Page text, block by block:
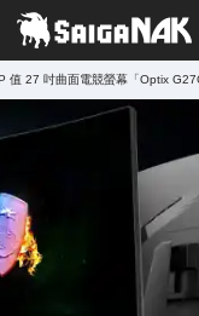
值 27 吋曲面電競螢幕「Optix